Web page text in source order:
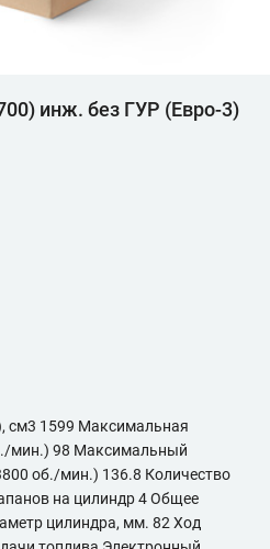
инж. без ГУР (Евро-3)
см3 1599 Максимальная
мин.) 98 Максимальный
об./мин.) 136.8 Количество
на цилиндр 4 Общее
цилиндра, мм. 82 Ход